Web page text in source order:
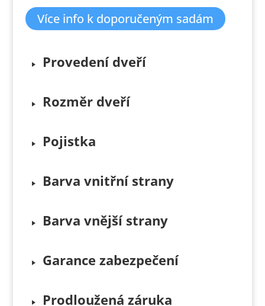
Více info k doporučeným sadám
Provedení dveří
Rozměr dveří
Pojistka
Barva vnitřní strany
Barva vnější strany
Garance zabezpečení
Prodloužená záruka